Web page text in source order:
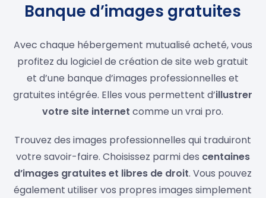
Banque d’images gratuites
Avec chaque hébergement mutualisé acheté, vous
profitez du logiciel de création de site web gratuit
et d’une banque d’images professionnelles et
gratuites intégrée. Elles vous permettent d’illustrer
votre site internet comme un vrai pro.
Trouvez des images professionnelles qui traduiront
votre savoir-faire. Choisissez parmi des centaines
d’images gratuites et libres de droit. Vous pouvez
également utiliser vos propres images simplement